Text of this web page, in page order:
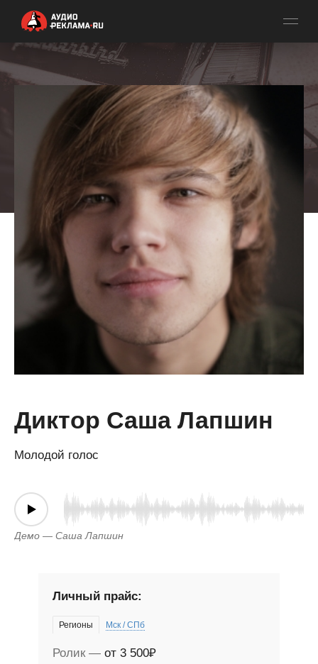
Диктор Саша Лапшин
Молодой голос
Демо — Саша Лапшин
Личный прайс:
Регионы Мск / СПб
Ролик от 3 500₽